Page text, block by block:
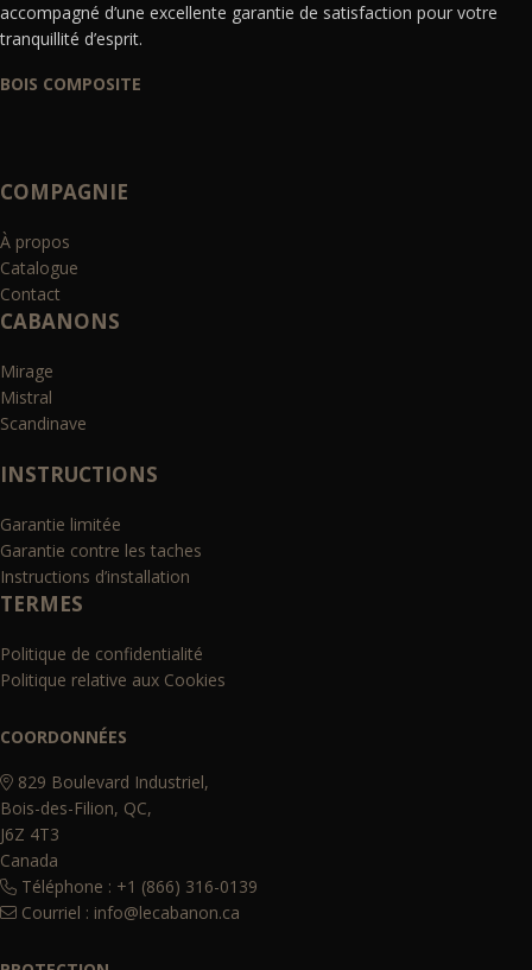
accompagné d’une excellente garantie de satisfaction pour votre
tranquillité d’esprit.
BOIS COMPOSITE
COMPAGNIE
À propos
Catalogue
Contact
CABANONS
Mirage
Mistral
Scandinave
INSTRUCTIONS
Garantie limitée
Garantie contre les taches
Instructions d’installation
TERMES
Politique de confidentialité
Politique relative aux Cookies
COORDONNÉES
829 Boulevard Industriel,
Bois-des-Filion, QC,
J6Z 4T3
Canada
Téléphone : +1 (866) 316-0139
Courriel : info@lecabanon.ca